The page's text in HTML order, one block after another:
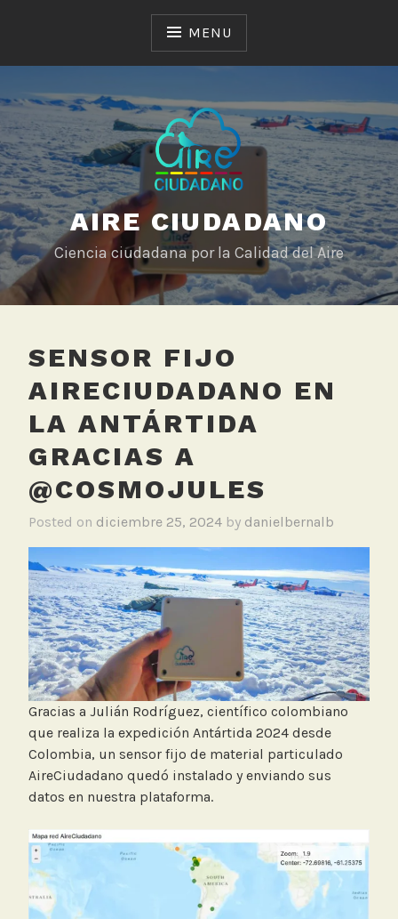
MENU
AIRE CIUDADANO
Ciencia ciudadana por la Calidad del Aire
SENSOR FIJO
AIRECIUDADANO EN
LA ANTÁRTIDA
GRACIAS A
@COSMOJULES
Posted on diciembre 25, 2024 by danielbernalb
Gracias a Julián Rodríguez, científico colombiano
que realiza la expedición Antártida 2024 desde
Colombia, un sensor fijo de material particulado
AireCiudadano quedó instalado y enviando sus
datos en nuestra plataforma.